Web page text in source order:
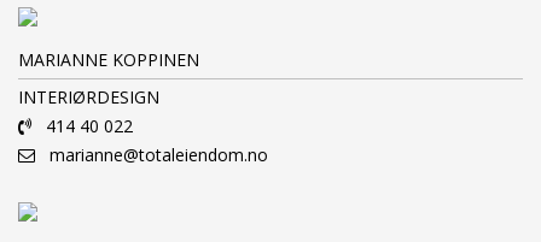
MARIANNE KOPPINEN
INTERIØRDESIGN
414 40 022
marianne@totaleiendom.no